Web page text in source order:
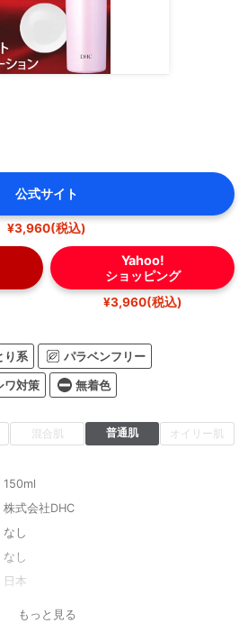
公式サイト
¥3,960(税込)
Yahoo!
ショッピング
¥3,960(税込)
り系 パラベンフリー
ワ対策 無着色
混合肌 普通肌 オイリー肌
150ml
株式会社DHC
なし
なし
日本
フレッシュローズの香り
もっと見る